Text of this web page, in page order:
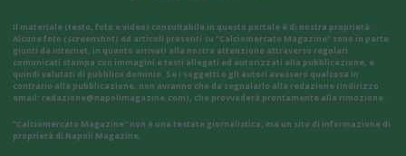
Il materiale (testo, foto e video) consultabile in questo portale è di nostra proprietà.
Alcune foto (screenshot) ed articoli presenti su "Calciomercato Magazine" sono in parte
giunti da internet, in quanto arrivati alla nostra attenzione attraverso regolari
comunicati stampa con immagini e testi allegati ed autorizzati alla pubblicazione, e
quindi valutati di pubblico dominio. Se i soggetti o gli autori avessero qualcosa in
contrario alla pubblicazione, non avranno che da segnalarlo alla redazione (indirizzo
email: redazione@napolimagazine.com), che provvederà prontamente alla rimozione.
"Calciomercato Magazine" non è una testata giornalistica, ma un sito di informazione di
proprietà di Napoli Magazine.